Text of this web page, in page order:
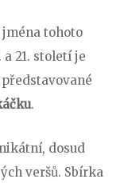
tohoto
21. století je
.
dosud
veršů. Sbírka